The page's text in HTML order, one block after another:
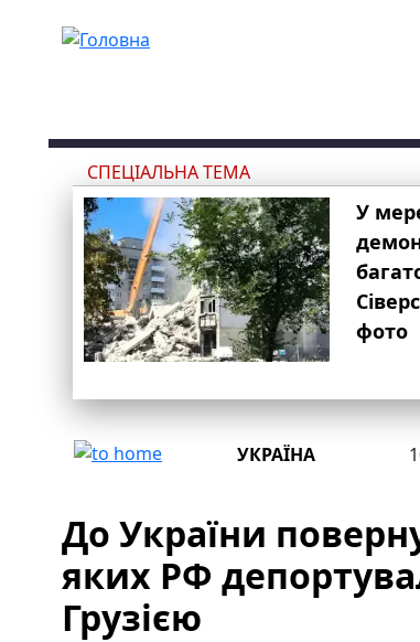
СПЕЦІАЛЬНА ТЕМА
У
фото
УКРАЇНА
До України
яких РФ
Грузією